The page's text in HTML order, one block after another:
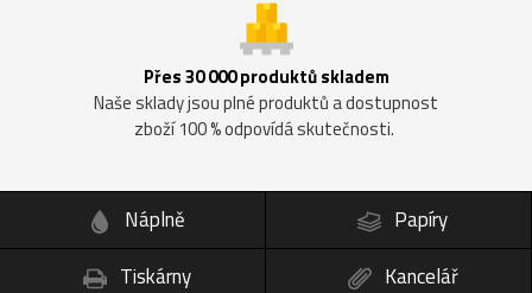
Přes 30 000 produktů skladem
Naše sklady jsou plné produktů a dostupnost
zboží 100 % odpovídá skutečnosti.
Náplně
Papíry
Tiskárny
Kancelář